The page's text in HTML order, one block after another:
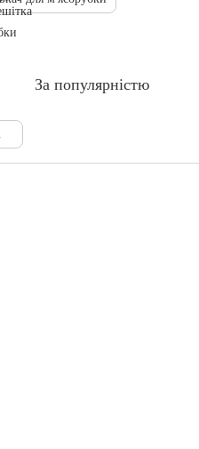
За популярністю